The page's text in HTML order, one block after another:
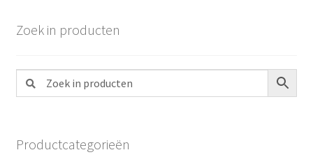
Zoek in producten
Productcategorieën